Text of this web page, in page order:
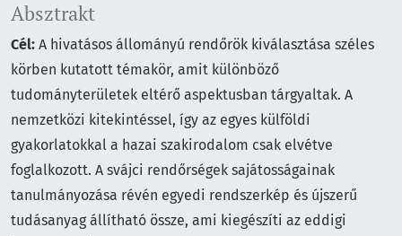
Absztrakt
Cél: A hivatásos állományú rendőrök kiválasztása széles
körben kutatott témakör, amit különböző
tudományterületek eltérő aspektusban tárgyaltak. A
nemzetközi kitekintéssel, így az egyes külföldi
gyakorlatokkal a hazai szakirodalom csak elvétve
foglalkozott. A svájci rendőrségek sajátosságainak
tanulmányozása révén egyedi rendszerkép és újszerű
tudásanyag állítható össze, ami kiegészíti az eddigi